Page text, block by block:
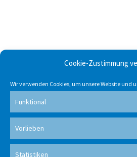
Cookie-Zustimmung
Wir verwenden Cookies, um unsere Website und
Funktional
Vorlieben
Statistiken